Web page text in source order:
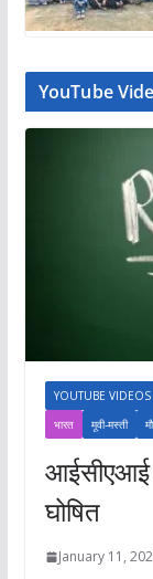
YouTube
YOUTUBE VIDEOS
भारत
मूवी-मस्ती
आईसीएआई
घोषित
January 11,